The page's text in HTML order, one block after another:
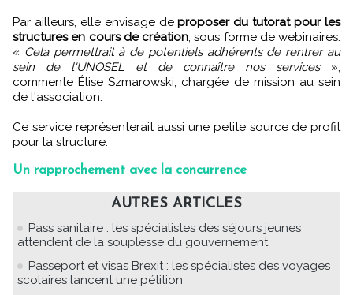
Par ailleurs, elle envisage deproposer du tutorat pour les
structures en cours de création, sous forme de webinaires.
« Cela permettrait à de potentiels adhérents de rentrer au
sein de l'UNOSEL et de connaître nos services»,
commente Élise Szmarowski, chargée de mission au sein
de l'association.
Ce service représenterait aussi une petite source de profit
pour la structure.
Un rapprochement avec la concurrence
AUTRES ARTICLES
Pass sanitaire : les spécialistes des séjours jeunes
attendent de la souplesse du gouvernement
Passeport et visas Brexit : les spécialistes des voyages
scolaires lancent une pétition